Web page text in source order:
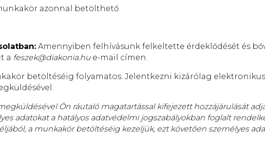
azonnal betölthető
Amennyiben felhívásunk felkeltette érdeklődését és
a feszek@diakonia.hu e-mail címen.
betöltéséig folyamatos. Jelentkezni kizárólag
Ön ráutaló magatartással kifejezett hozzájárulását
adatokat a hatályos adatvédelmi jogszabályokban foglalt
a munkakör betöltéséig kezeljük, ezt követően személyes